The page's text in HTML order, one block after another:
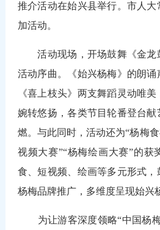
推介活动在始兴县举行。市人
加活动。
活动现场，开场鼓舞《金龙
活动序曲。《始兴杨梅》的朗诵
《喜上枝头》两支舞蹈灵动唯
婉转悠扬，各类节目轮番登台
燃。与此同时，活动还为“杨梅
视频大赛”“杨梅绘画大赛”的获
食、短视频、绘画等多元形式
杨梅品牌推广，多维度呈现始兴
为让游客深度领略“中国杨梅